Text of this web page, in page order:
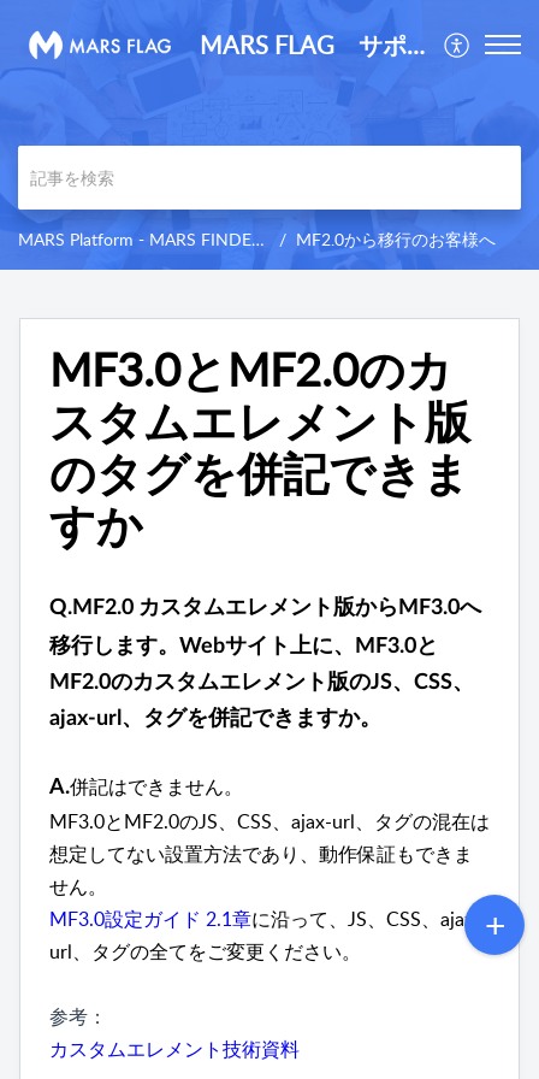
MARS FLAG サポートサイト
MARS Platform - MARS FINDER 3.0 サポートサイト MF2.0から移行のお客様へ
MF3.0とMF2.0のカ
スタムエレメント版
のタグを併記できま
すか
Q.MF2.0 カスタムエレメント版からMF3.0へ
移行します。 Webサイト上に、MF3.0と
MF2.0のカスタムエレメント版のJS、CSS、
ajax-url、タグを併記できますか。
A.併記はできません。
MF3.0とMF2.0のJS、CSS、ajax-url、タグの混在は
想定してない設置方法であり、動作保証もできま
せん。
MF3.0設定ガイド 2.1章に沿って、JS、CSS、ajax-
url、タグの全てをご変更ください。
参考：
カスタムエレメント技術資料